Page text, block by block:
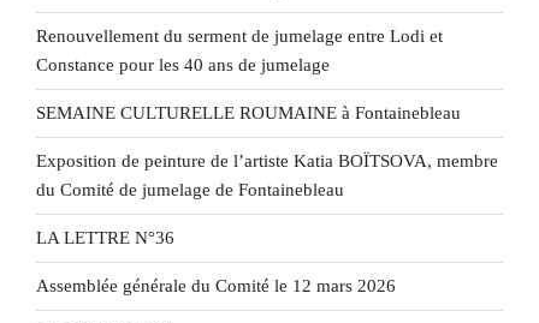
Renouvellement du serment de jumelage entre Lodi et
Constance pour les 40 ans de jumelage
SEMAINE CULTURELLE ROUMAINE à Fontainebleau
Exposition de peinture de l’artiste Katia BOÏTSOVA, membre
du Comité de jumelage de Fontainebleau
LA LETTRE N°36
Assemblée générale du Comité le 12 mars 2026